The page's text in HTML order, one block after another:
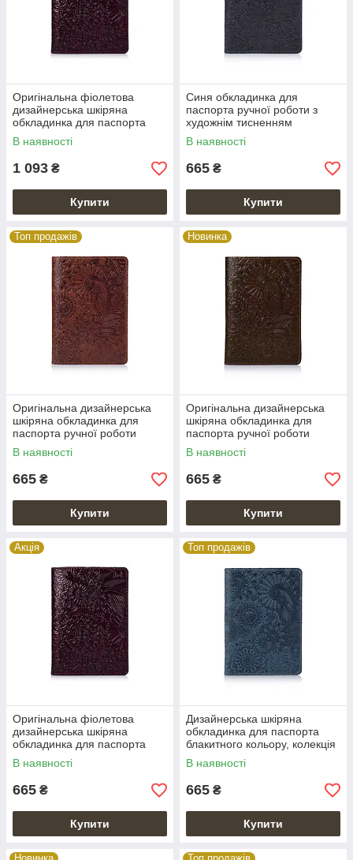
Оригінальна фіолетова
дизайнерська шкіряна
обкладинка для паспорта
ручної роботи з відділом для
ID документів
В наявності
1 093 ₴
Купити
Синя обкладинка для
паспорта ручної роботи з
художнім тисненням
В наявності
665 ₴
Купити
Топ продажів
Оригінальна дизайнерська
шкіряна обкладинка для
паспорта ручної роботи
коньячного кольору
В наявності
665 ₴
Купити
Новинка
Оригінальна дизайнерська
шкіряна обкладинка для
паспорта ручної роботи
оливкового кольору
В наявності
665 ₴
Купити
Акція
Оригінальна фіолетова
дизайнерська шкіряна
обкладинка для паспорта
ручної роботи
В наявності
665 ₴
Купити
Топ продажів
Дизайнерська шкіряна
обкладинка для паспорта
блакитного кольору, колекція
"Mehendi Art"
В наявності
665 ₴
Купити